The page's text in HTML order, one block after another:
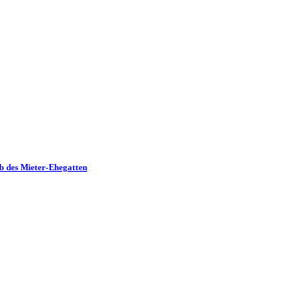
des Mieter-Ehegatten